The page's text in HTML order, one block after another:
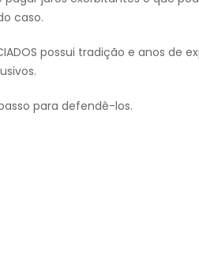
caso.
possui tradição e anos
para defendê-los.